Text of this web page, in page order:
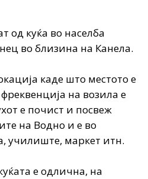
од куќа во населба
во близина на Канела.
каде што местото е
на возила е
е почист и посвеж
на Водно и е во
училиште, маркет итн.
е одлична, на